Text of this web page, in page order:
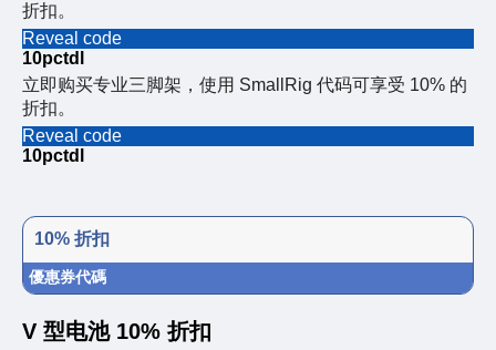
折扣。
Reveal code
10pctdl
立即购买专业三脚架，使用 SmallRig 代码可享受 10% 的
折扣。
Reveal code
10pctdl
10% 折扣
優惠券代碼
V 型电池 10% 折扣